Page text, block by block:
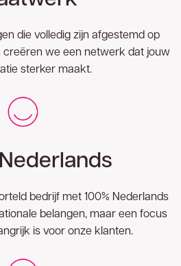
die volledig zijn afgestemd op
creëren we een netwerk dat jouw
sterker maakt.
bedrijf met 100% Nederlands
belangen, maar een focus
is voor onze klanten.